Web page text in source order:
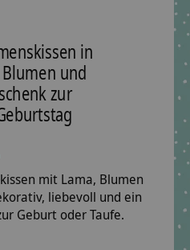
in
und
zur
mit Lama, Blumen
liebevoll und ein
Geburt oder Taufe.